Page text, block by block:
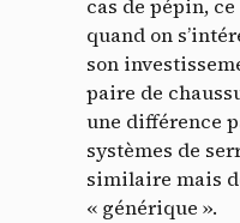
cas de pépin,
quand on
son
paire de
une différence
systèmes de
similaire mais
« générique ».